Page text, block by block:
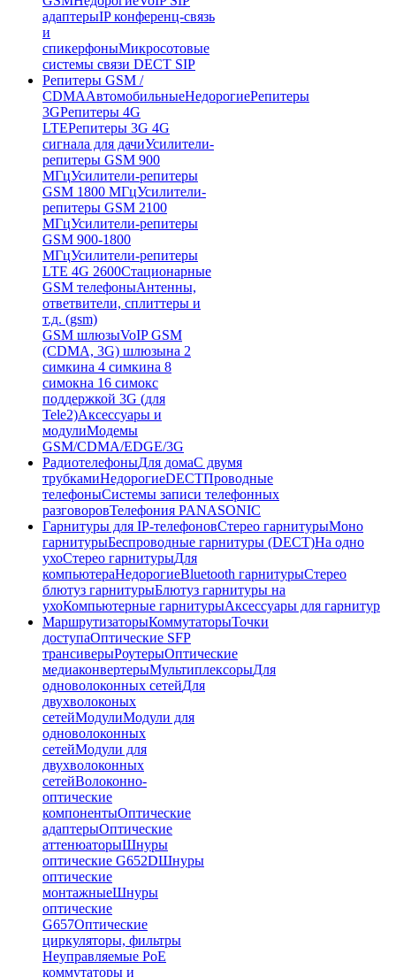
адаптерыIP конференц-связь
и
спикерфоныМикросотовые
системы связи DECT SIP
Репитеры GSM /
CDMAАвтомобильныеНедорогиеРепитеры
3GРепитеры 4G
LTEРепитеры 3G 4G
сигнала для дачиУсилители-
репитеры GSM 900
МГцУсилители-репитеры
GSM 1800 МГцУсилители-
репитеры GSM 2100
МГцУсилители-репитеры
GSM 900-1800
МГцУсилители-репитеры
LTE 4G 2600Стационарные
GSM телефоныАнтенны,
ответвители, сплиттеры и
т.д. (gsm)
GSM шлюзыVoIP GSM
(CDMA, 3G) шлюзына 2
симкина 4 симкина 8
симокна 16 симокс
поддержкой 3G (для
Tele2)Аксессуары и
модулиМодемы
GSM/CDMA/EDGE/3G
РадиотелефоныДля домаС двумя
трубкамиНедорогиеDECTПроводные
телефоныСистемы записи телефонных
разговоровТелефония PANASONIC
Гарнитуры для IP-телефоновСтерео гарнитурыМоно
гарнитурыБеспроводные гарнитуры (DECT)На одно
ухоСтерео гарнитурыДля
компьютераНедорогиеBluetooth гарнитурыСтерео
блютуз гарнитурыБлютуз гарнитуры на
ухоКомпьютерные гарнитурыАксессуары для гарнитур
МаршрутизаторыКоммутаторыТочки
доступаОптические SFP
трансиверыРоутерыОптические
медиаконвертерыМультиплексорыДля
одноволоконных сетейДля
двухволоконых
сетейМодулиМодули для
одноволоконных
сетейМодули для
двухволоконных
сетейВолоконно-
оптические
компонентыОптические
адаптерыОптические
аттенюаторыШнуры
оптические G652DШнуры
оптические
монтажныеШнуры
оптические
G657Оптические
циркуляторы, фильтры
Неуправляемые PoE
коммутаторы и